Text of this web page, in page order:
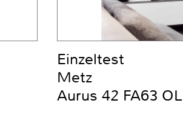
Einzeltest
Metz
Aurus 42 FA63